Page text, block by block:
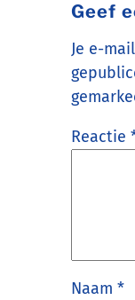
Geef
Je e-
Reactie
Naam *